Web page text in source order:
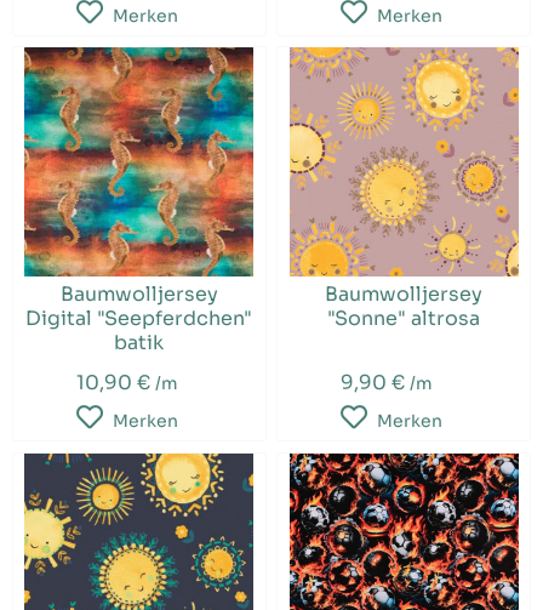
Merken Merken
Baumwolljersey
Digital "Seepferdchen"
batik
10,90 € /m
Merken
Baumwolljersey
"Sonne" altrosa
9,90 €/m
Merken